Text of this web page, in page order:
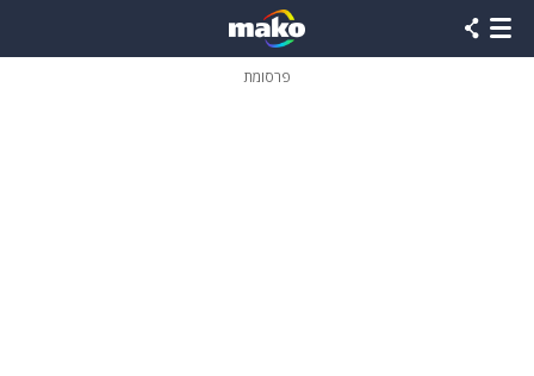
פרסומת